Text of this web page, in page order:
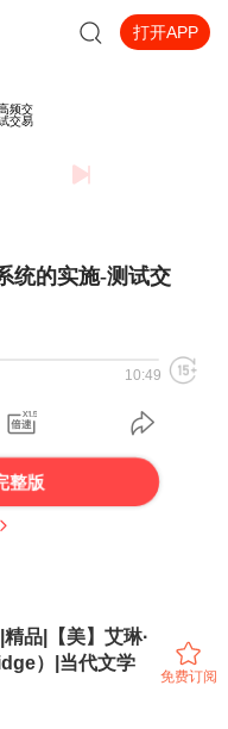
打开APP
统的实施-测试交
10:49
整版
品|【美】艾琳·
）|当代文学
免费订阅